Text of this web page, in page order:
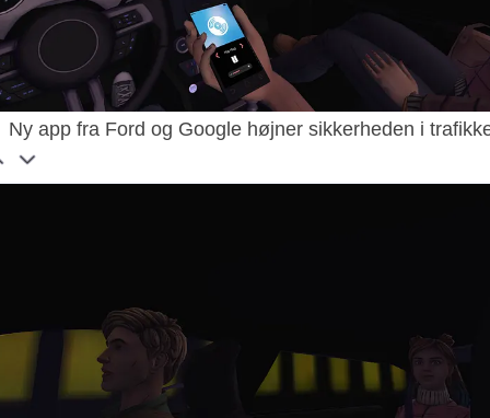
Ny app fra Ford og Google højner sikkerheden i